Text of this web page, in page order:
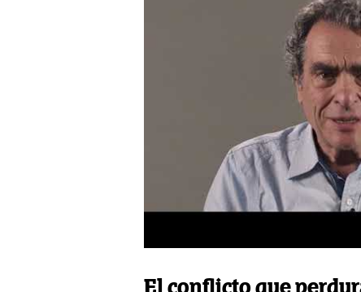
El conflicto que